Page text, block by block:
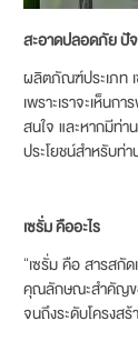
สะอาดปลอดภัย ปั
ผลิตภัณฑ์ประเภท เ
เพราะเราจะเห็น
สนใจ และหากมีท่
ประโยชน์สำหรับท่า
เซรั่มคืออะไร
“เซรั่ม คือ สารสกั
คุณลักษณะสำคัญขอ
จนถึงระดับโครงสร้